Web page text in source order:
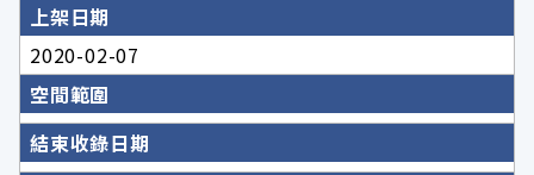
上架日期
2020-02-07
空間範圍
結束收錄日期